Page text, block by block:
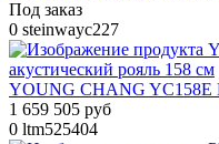
Под заказ
0 steinwayc227
YOUNG CHANG YC158E
1 659 505 руб
0 ltm525404